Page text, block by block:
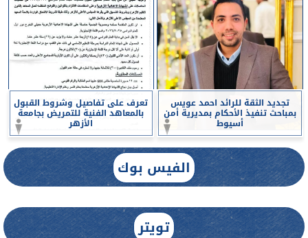
تجديد الثقة للرائد احمد عويس
بمباحث تنفيذ الأحكام بمديرية أمن
أسيوط
تعرف على تفاصيل وشروط القبول
بالمعاهد الفنية للتمريض بجامعة
الأزهر
الفيس بوك
تويتر